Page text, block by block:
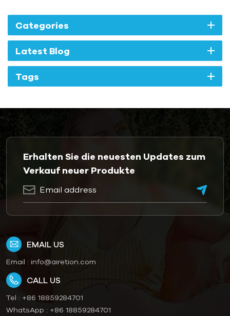
Categories
Latest Blog
Tags
Erhalten Sie die neuesten Updates zum
Verkauf neuer Produkte
EMAIL US
Email : info@airetion.com
CALL US
Tel : +86 18859284701
WhatsApp : +86 18859284701